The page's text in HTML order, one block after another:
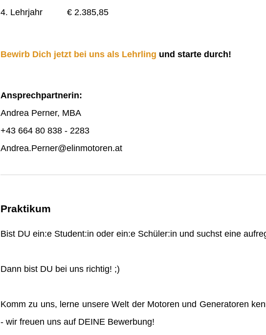
4. Lehrjahr € 2.385,85
Bewirb Dich jetzt bei uns als Lehrling und starte durch!
Ansprechpartnerin:
Andrea Perner, MBA
+43 664 80 838 - 2283
Andrea.Perner@elinmotoren.at
Praktikum
Bist DU ein:e Student:in oder ein:e Schüler:in und suchst eine
Dann bist DU bei uns richtig! ;)
Komm zu uns, lerne unsere Welt der Motoren und Generatoren
- wir freuen uns auf DEINE Bewerbung!